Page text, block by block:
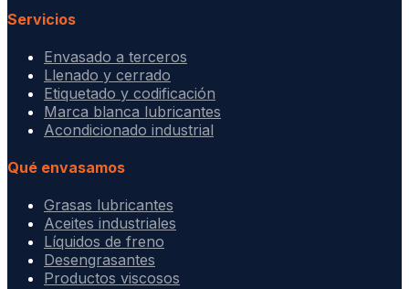
Servicios
Envasado a terceros
Llenado y cerrado
Etiquetado y codificación
Marca blanca lubricantes
Acondicionado industrial
Qué envasamos
Grasas lubricantes
Aceites industriales
Líquidos de freno
Desengrasantes
Productos viscosos